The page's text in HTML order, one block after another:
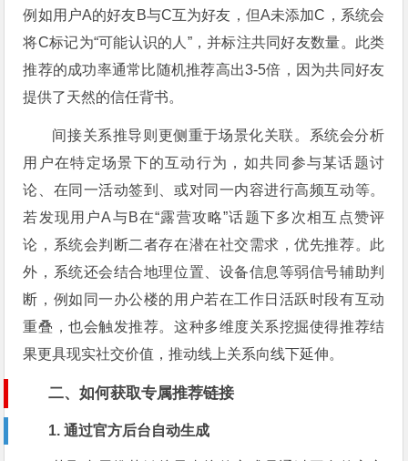
例如用户A的好友B与C互为好友，但A未添加C，系统会
将C标记为“可能认识的人”，并标注共同好友数量。此类
推荐的成功率通常比随机推荐高出3-5倍，因为共同好友
提供了天然的信任背书。
间接关系推导则更侧重于场景化关联。系统会分析
用户在特定场景下的互动行为，如共同参与某话题讨
论、在同一活动签到、或对同一内容进行高频互动等。
若发现用户A与B在“露营攻略”话题下多次相互点赞评
论，系统会判断二者存在潜在社交需求，优先推荐。此
外，系统还会结合地理位置、设备信息等弱信号辅助判
断，例如同一办公楼的用户若在工作日活跃时段有互动
重叠，也会触发推荐。这种多维度关系挖掘使得推荐结
果更具现实社交价值，推动线上关系向线下延伸。
二、如何获取专属推荐链接
1. 通过官方后台自动生成